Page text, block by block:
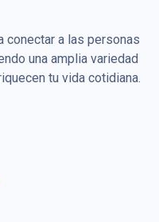
conectar a las personas
una amplia variedad
tu vida cotidiana.